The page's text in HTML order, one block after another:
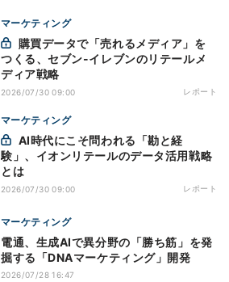
マーケティング
つくる、セブン-イレブンのリテールメ
ディア戦略
2026/07/30 09:00 レポート
マーケティング
験」、イオンリテールのデータ活用戦略
とは
2026/07/30 09:00 レポート
マーケティング
電通、生成AIで異分野の「勝ち筋」を発
掘する「DNAマーケティング」開発
2026/07/28 16:47